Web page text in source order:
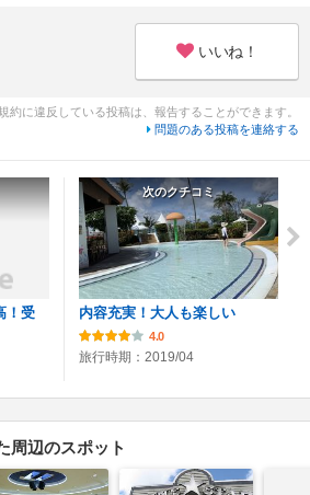
いいね！
約に違反している投稿は、報告することができます。
問題のある投稿を連絡する
！受
次のクチコミ
内容充実！大人も楽しい
4.0
旅行時期：2019/04
周辺のスポット